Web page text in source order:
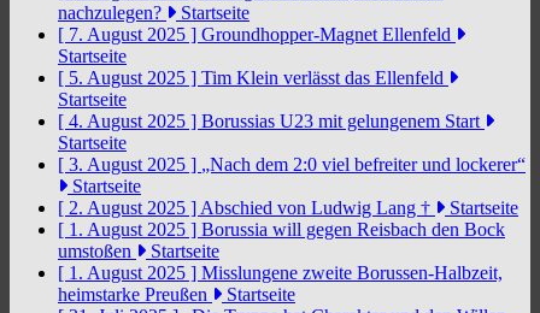
nachzulegen?
Startseite
[ 7. August 2025 ] Groundhopper-Magnet Ellenfeld
Startseite
[ 5. August 2025 ] Tim Klein verlässt das Ellenfeld
Startseite
[ 4. August 2025 ] Borussias U23 mit gelungenem Start
Startseite
[ 3. August 2025 ] „Nach dem 2:0 viel befreiter und lockerer“
Startseite
[ 2. August 2025 ] Abschied von Ludwig Lang †
Startseite
[ 1. August 2025 ] Borussia will gegen Reisbach den Bock
umstoßen
Startseite
[ 1. August 2025 ] Misslungene zweite Borussen-Halbzeit,
heimstarke Preußen
Startseite